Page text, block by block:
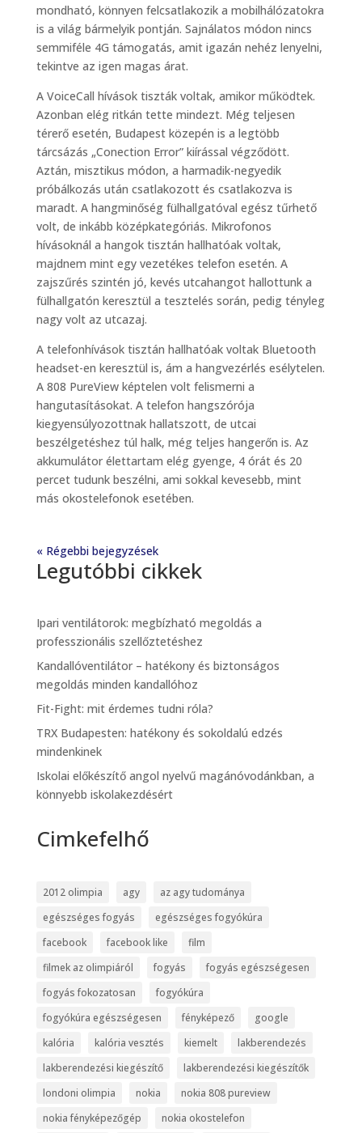
mondható, könnyen felcsatlakozik a mobilhálózatokra
is a világ bármelyik pontján. Sajnálatos módon nincs
semmiféle 4G támogatás, amit igazán nehéz lenyelni,
tekintve az igen magas árat.
A VoiceCall hívások tiszták voltak, amikor működtek.
Azonban elég ritkán tette mindezt. Még teljesen
térerő esetén, Budapest közepén is a legtöbb
tárcsázás „Conection Error” kiírással végződött.
Aztán, misztikus módon, a harmadik-negyedik
próbálkozás után csatlakozott és csatlakozva is
maradt. A hangminőség fülhallgatóval egész tűrhető
volt, de inkább középkategóriás. Mikrofonos
hívásoknál a hangok tisztán hallhatóak voltak,
majdnem mint egy vezetékes telefon esetén. A
zajszűrés szintén jó, kevés utcahangot hallottunk a
fülhallgatón keresztül a tesztelés során, pedig tényleg
nagy volt az utcazaj.
A telefonhívások tisztán hallhatóak voltak Bluetooth
headset-en keresztül is, ám a hangvezérlés esélytelen.
A 808 PureView képtelen volt felismerni a
hangutasításokat. A telefon hangszórója
kiegyensúlyozottnak hallatszott, de utcai
beszélgetéshez túl halk, még teljes hangerőn is. Az
akkumulátor élettartam elég gyenge, 4 órát és 20
percet tudunk beszélni, ami sokkal kevesebb, mint
más okostelefonok esetében.
« Régebbi bejegyzések
Legutóbbi cikkek
Ipari ventilátorok: megbízható megoldás a
professzionális szellőztetéshez
Kandallóventilátor – hatékony és biztonságos
megoldás minden kandallóhoz
Fit-Fight: mit érdemes tudni róla?
TRX Budapesten: hatékony és sokoldalú edzés
mindenkinek
Iskolai előkészítő angol nyelvű magánóvodánkban, a
könnyebb iskolakezdésért
Cimkefelhő
2012 olimpia agy
az agy tudománya
egészséges fogyás
egészséges fogyókúra
facebook
facebook like
film
filmek az olimpiáról
fogyás
fogyás egészségesen
fogyás fokozatosan
fogyókúra
fogyókúra egészségesen
fényképező
google
kalória
kalória vesztés kiemelt
lakberendezés
lakberendezési kiegészítő
lakberendezési kiegészítők
londoni olimpia
nokia
nokia 808 pureview
nokia fényképezőgép
nokia okostelefon